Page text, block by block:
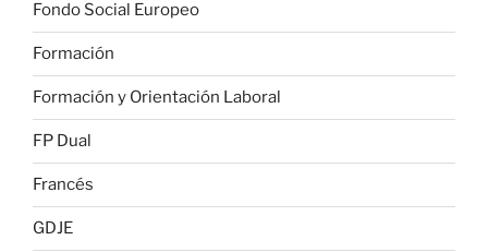
Fondo Social Europeo
Formación
Formación y Orientación Laboral
FP Dual
Francés
GDJE